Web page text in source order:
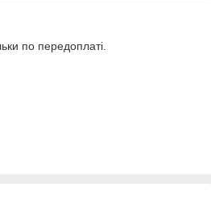
по передоплаті.